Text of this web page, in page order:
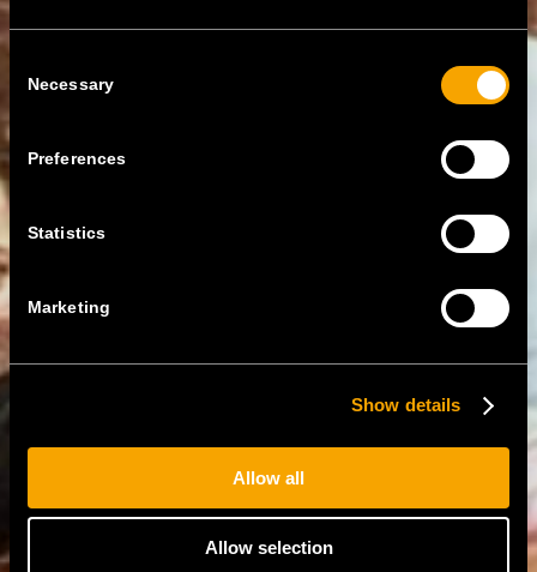
Selection
Necessary
Preferences
Statistics
Marketing
Show details
Allow all
Allow selection